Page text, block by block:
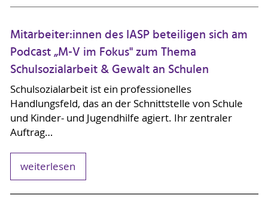
Mitarbeiter:innen des IASP beteiligen sich am
Podcast „M-V im Fokus" zum Thema
Schulsozialarbeit & Gewalt an Schulen
Schulsozialarbeit ist ein professionelles
Handlungsfeld, das an der Schnittstelle von Schule
und Kinder- und Jugendhilfe agiert. Ihr zentraler
Auftrag…
weiterlesen